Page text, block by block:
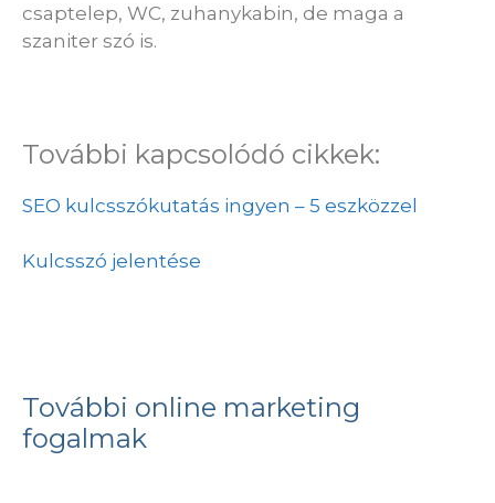
csaptelep, WC, zuhanykabin, de maga a
szaniter szó is.
További kapcsolódó cikkek:
SEO kulcsszókutatás ingyen – 5 eszközzel
Kulcsszó jelentése
További online marketing
fogalmak